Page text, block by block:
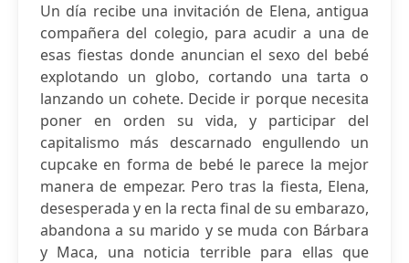
Un día recibe una invitación de Elena, antigua
compañera del colegio, para acudir a una de
esas fiestas donde anuncian el sexo del bebé
explotando un globo, cortando una tarta o
lanzando un cohete. Decide ir porque necesita
poner en orden su vida, y participar del
capitalismo más descarnado engullendo un
cupcake en forma de bebé le parece la mejor
manera de empezar. Pero tras la fiesta, Elena,
desesperada y en la recta final de su embarazo,
abandona a su marido y se muda con Bárbara
y Maca, una noticia terrible para ellas que